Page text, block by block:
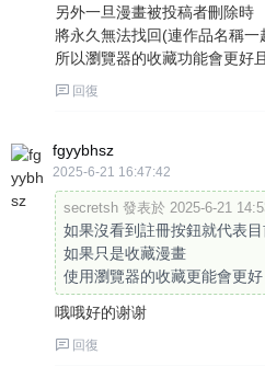
另外一旦漫畫被投稿者刪除時
將永久無法找回(連作品名稱一
所以瀏覽器的收藏功能會更好
回復
fgyybhsz
2025-6-21 16:47:42
secretsh 發表於 2025-6-21
如果沒看到註冊按鈕就代表
如果只是收藏漫畫
使用瀏覽器的收藏更能會更好
哦哦好的谢谢
回復